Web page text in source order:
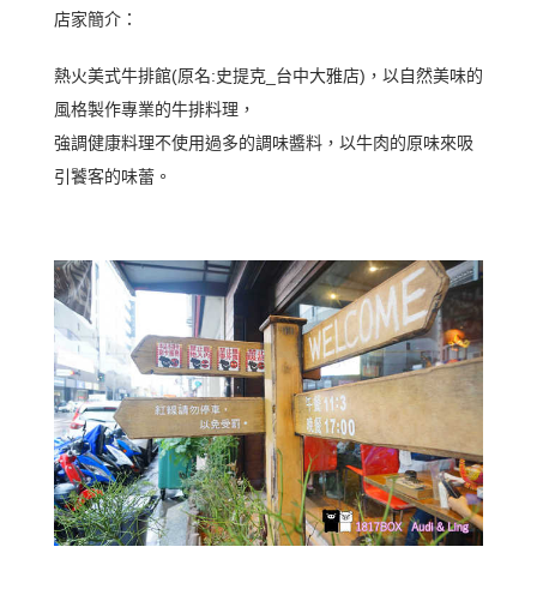
店家簡介：
熱火美式牛排館(原名:史提克_台中大雅店)，以自然美味的
風格製作專業的牛排料理，
強調健康料理不使用過多的調味醬料，以牛肉的原味來吸
引饕客的味蕾。